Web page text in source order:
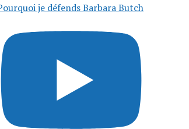
je défends Barbara Butch